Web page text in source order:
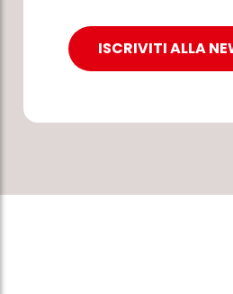
ISCRIVITI ALLA